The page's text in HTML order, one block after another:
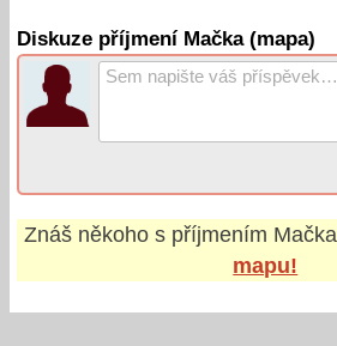
Diskuze příjmení Mačka (mapa)
Znáš někoho s příjmením Mačka
mapu!